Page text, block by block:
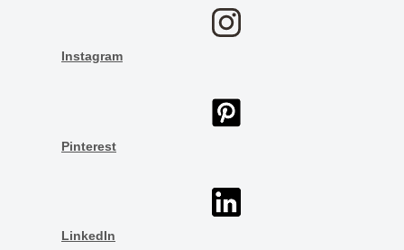
Instagram
Pinterest
LinkedIn